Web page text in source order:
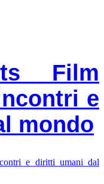
Film
e
mondo